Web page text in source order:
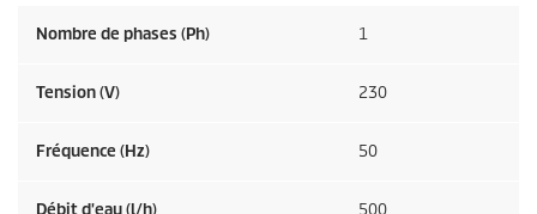
Nombre de phases (Ph) 1
Tension (V) 230
Fréquence (Hz) 50